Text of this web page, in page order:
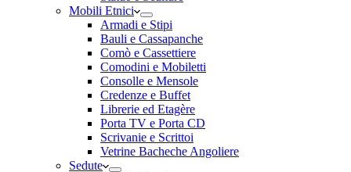
Mobili Etnici
Armadi e Stipi
Bauli e Cassapanche
Comò e Cassettiere
Comodini e Mobiletti
Consolle e Mensole
Credenze e Buffet
Librerie ed Etagère
Porta TV e Porta CD
Scrivanie e Scrittoi
Vetrine Bacheche Angoliere
Sedute